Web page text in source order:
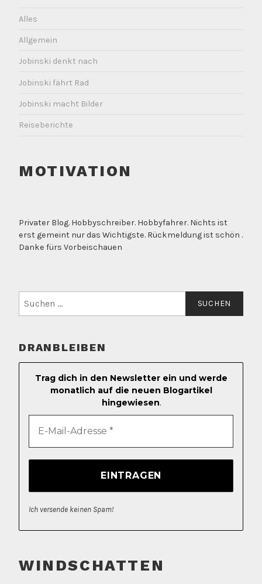
Alles
Allgemein
Jobinski denkt nach
Jobinski fährt Rad
Jobinski macht Bilder
Reiseberichte
MOTIVATION
Privater Blog. Hobbyschreiber. Hobbyfahrer. Nichts ist
erst gemeint nur das Wichtigste. Rückmeldung ist schön .
Danke fürs Vorbeischauen
nach:
DRANBLEIBEN
Trag dich in den Newsletter ein und werde
monatlich auf die neuen Blogartikel
hingewiesen.
Ich versende keinen Spam!
WINDSCHATTEN